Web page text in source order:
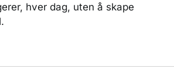
hver dag, uten å skape